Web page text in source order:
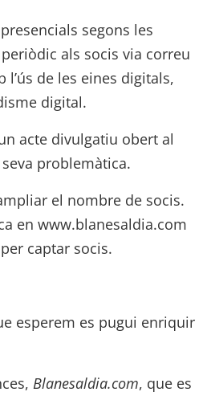
segons les
als socis via correu
de les eines digitals,
digital.
acte divulgatiu obert al
problemàtica.
el nombre de socis.
en www.blanesaldia.com
captar socis.
esperem es pugui enriquir
Blanesaldia.com, que es